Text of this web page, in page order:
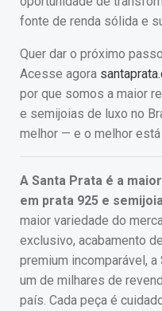
fonte de renda sólida e
Quer dar o próximo
Acesse agora
por que somos a maior
e semijoias de luxo no
melhor — e o melhor está
A Santa Prata é a
em prata 925 e
maior variedade do
exclusivo, acabamento
premium incomparável,
um de milhares de
país. Cada peça é